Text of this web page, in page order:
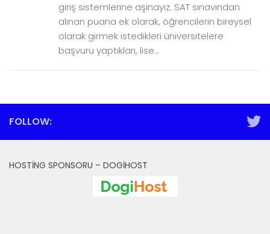
giriş sistemlerine aşinayız. SAT sınavından
alınan puana ek olarak, öğrencilerin bireysel
olarak girmek istedikleri üniversitelere
başvuru yaptıkları, lise...
FOLLOW:
HOSTING SPONSORU – DOGIHOST